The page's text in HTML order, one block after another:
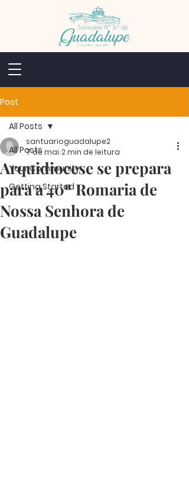
Post
All Posts
Your Community
Getting Started
All Posts
Arquidiocese se prepara
para a 40ª Romaria de
Nossa Senhora de
Guadalupe
santuarioguadalupe2
7 de mai.2 min de leitura